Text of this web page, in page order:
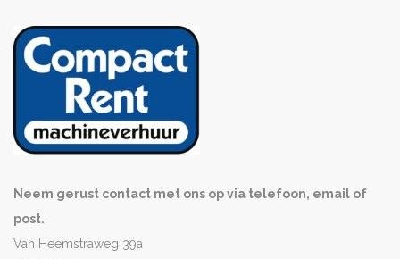
Neem gerust contact met ons op via telefoon, email of
post.
Van Heemstraweg 39a